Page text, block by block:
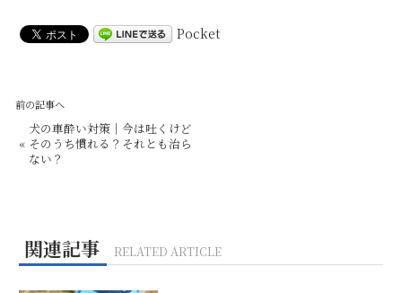
Pocket
前の記事へ
«
犬の車酔い対策｜今は吐くけど
そのうち慣れる？それとも治ら
ない？
関連記事 RELATED ARTICLE